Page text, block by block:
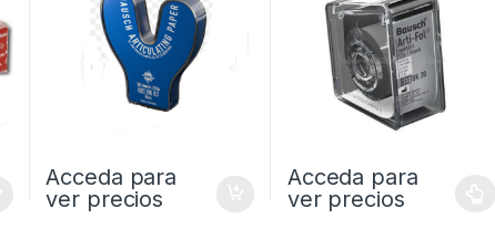
Acceda para
ver precios
Acceda para
ver precios